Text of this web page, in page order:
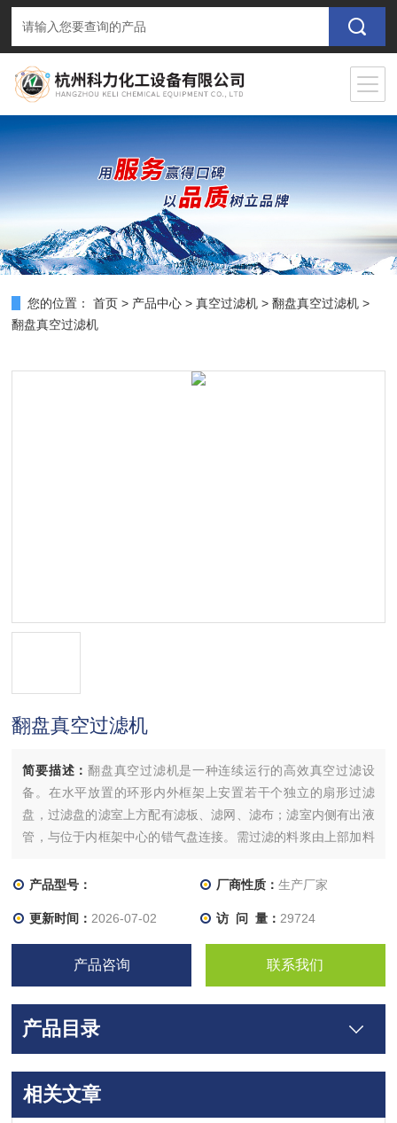
您的位置： 首页 > 产品中心 >真空过滤机 >翻盘真空过滤机 >
翻盘真空过滤机
翻盘真空过滤机
简要描述：翻盘真空过滤机是一种连续运行的高效真空过滤设
备。在水平放置的环形内外框架上安置若干个独立的扇形过滤
盘，过滤盘的滤室上方配有滤板、滤网、滤布；滤室内侧有出液
管，与位于内框架中心的错气盘连接。需过滤的料浆由上部加料
器；滤饼经多次洗涤并吸干后翻盘卸料；卸料后过滤面经冲洗得
周，完成加料—
产品型号： 厂商性质： 生产厂家
更新时间： 2026-07-02 访 问 量： 29724
产品咨询 联系我们
产品目录
相关文章